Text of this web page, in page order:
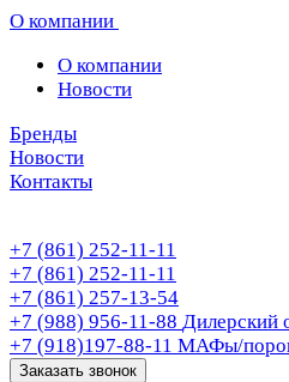
О компании
О компании
Новости
Бренды
Новости
Контакты
+7 (861) 252-11-11
+7 (861) 252-11-11
+7 (861) 257-13-54
+7 (988) 956-11-88 Дилерский
+7 (918)197-88-11 МАФы/
Заказать звонок